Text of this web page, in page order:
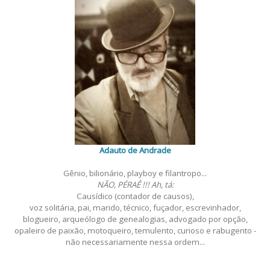
Adauto de Andrade
Gênio, bilionário, playboy e filantropo...
NÃO, PÉRAÊ !!! Ah, tá:
Causídico (contador de causos),
voz solitária, pai, marido, técnico, fuçador, escrevinhador,
blogueiro, arqueólogo de genealogias, advogado por opção,
opaleiro de paixão, motoqueiro, temulento, curioso e rabugento -
não necessariamente nessa ordem...